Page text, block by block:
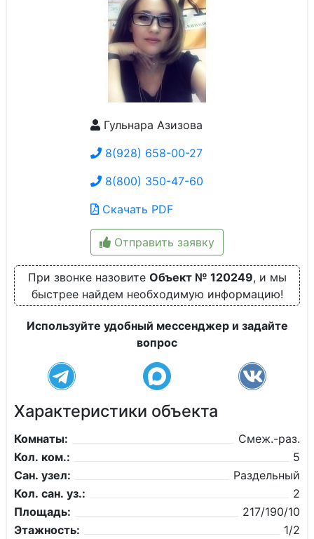
Гульнара Азизова
8(928) 658-00-27
8(800) 350-47-60
Скачать PDF
Отправить заявку
При звонке назовите Объект № 120249, и мы
быстрее найдем необходимую информацию!
Используйте удобный мессенджер и задайте
вопрос
Характеристики объекта
Комнаты:
Смеж.-раз.
Кол. ком.:
5
Сан. узел:
Раздельный
Кол. сан. уз.:
2
Площадь:
217/190/10
Этажность:
1/2